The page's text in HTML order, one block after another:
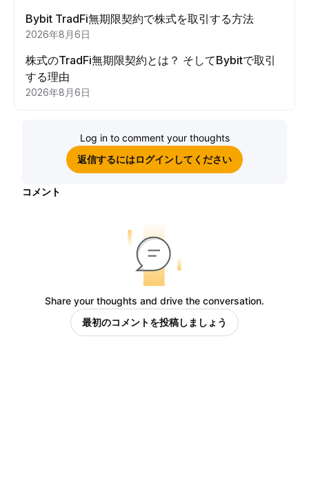
Bybit TradFi無期限契約で株式を取引する方法
2026年8月6日
株式のTradFi無期限契約とは？ そしてBybitで取引
する理由
2026年8月6日
Log in to comment your thoughts
返信するにはログインしてください
コメント
Share your thoughts and drive the conversation.
最初のコメントを投稿しましょう